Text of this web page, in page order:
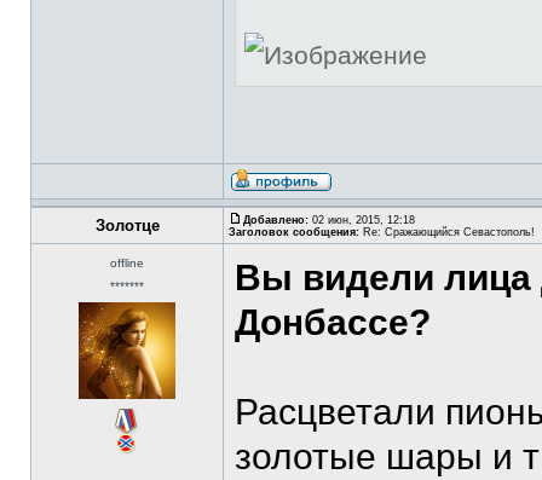
Золотце Добавлено: 02 июн, 2015, 12:18
Заголовок сообщения: Re: Сражающийся Севастополь!
offline
*******
Вы видели лица
Донбассе?
Расцветали
золотые шары и